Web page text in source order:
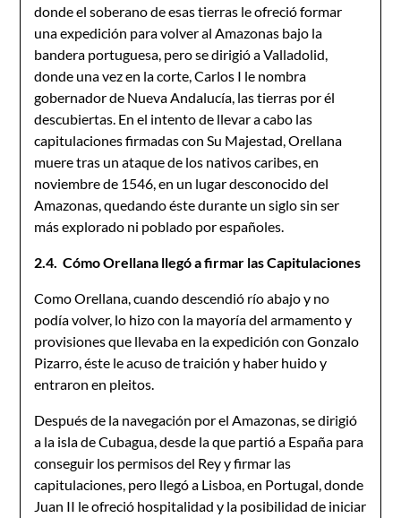
donde el soberano de esas tierras le ofreció formar
una expedición para volver al Amazonas bajo la
bandera portuguesa, pero se dirigió a Valladolid,
donde una vez en la corte, Carlos I le nombra
gobernador de Nueva Andalucía, las tierras por él
descubiertas. En el intento de llevar a cabo las
capitulaciones firmadas con Su Majestad, Orellana
muere tras un ataque de los nativos caribes, en
noviembre de 1546, en un lugar desconocido del
Amazonas, quedando éste durante un siglo sin ser
más explorado ni poblado por españoles.
2.4. Cómo Orellana llegó a firmar las Capitulaciones
Como Orellana, cuando descendió río abajo y no
podía volver, lo hizo con la mayoría del armamento y
provisiones que llevaba en la expedición con Gonzalo
Pizarro, éste le acuso de traición y haber huido y
entraron en pleitos.
Después de la navegación por el Amazonas, se dirigió
a la isla de Cubagua, desde la que partió a España para
conseguir los permisos del Rey y firmar las
capitulaciones, pero llegó a Lisboa, en Portugal, donde
Juan II le ofreció hospitalidad y la posibilidad de iniciar